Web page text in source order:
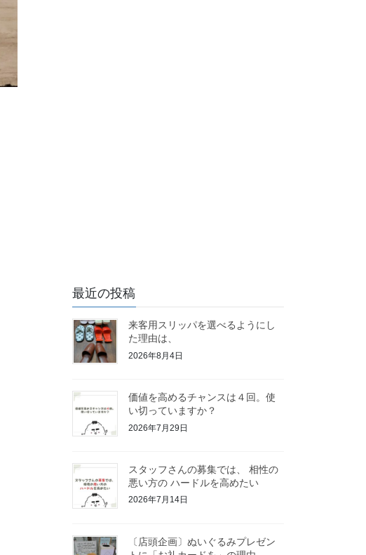
最近の投稿
来客用スリッパを選べるようにし
た理由は、
2026年8月4日
価値を高めるチャンスは４回。使
い切っていますか？
2026年7月29日
スタッフさんの募集では、 相性の
悪い方の ハードルを高めたい
2026年7月14日
〔店頭企画〕ぬいぐるみプレゼン